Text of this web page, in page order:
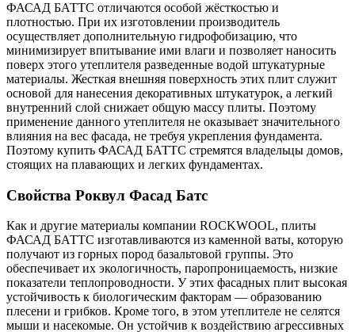
ФАСАД БАТТС отличаются особой жёсткостью и
плотностью. При их изготовлении производитель
осуществляет дополнительную гидрофобизацию, что
минимизирует впитывание ими влаги и позволяет наносить
поверх этого утеплителя разведенные водой штукатурные
материалы. Жесткая внешняя поверхность этих плит служит
основой для нанесения декоративных штукатурок, а легкий
внутренний слой снижает общую массу плиты. Поэтому
применение данного утеплителя не оказывает значительного
влияния на вес фасада, не требуя укрепления фундамента.
Поэтому купить ФАСАД БАТТС стремятся владельцы домов,
стоящих на плавающих и легких фундаментах.
Свойства Роквул Фасад Батс
Как и другие материалы компании ROCKWOOL, плиты
ФАСАД БАТТС изготавливаются из каменной ваты, которую
получают из горных пород базальтовой группы. Это
обеспечивает их экологичность, паропроницаемость, низкие
показатели теплопроводности. У этих фасадных плит высокая
устойчивость к биологическим факторам — образованию
плесени и грибков. Кроме того, в этом утеплителе не селятся
мыши и насекомые. Он устойчив к воздействию агрессивных